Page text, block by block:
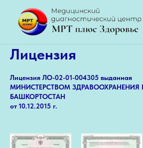
Лицензия
Лицензия ЛО-02-01-004305 выданная
МИНИСТЕРСТВОМ ЗДРАВООХРАНЕНИЯ
БАШКОРТОСТАН
от 10.12.2015 г.